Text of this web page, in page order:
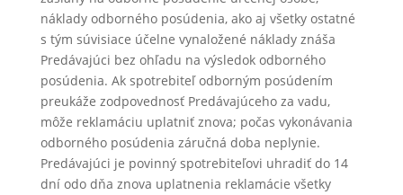
náklady odborného posúdenia, ako aj všetky ostatné
s tým súvisiace účelne vynaložené náklady znáša
Predávajúci bez ohľadu na výsledok odborného
posúdenia. Ak spotrebiteľ odborným posúdením
preukáže zodpovednosť Predávajúceho za vadu,
môže reklamáciu uplatniť znova; počas vykonávania
odborného posúdenia záručná doba neplynie.
Predávajúci je povinný spotrebiteľovi uhradiť do 14
dní odo dňa znova uplatnenia reklamácie všetky